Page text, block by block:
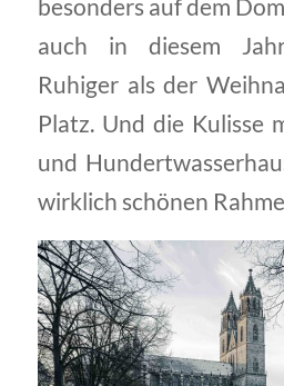
besonders auf dem
auch in diesem
Ruhiger als der
Platz. Und die Kulisse
und
wirklich schönen